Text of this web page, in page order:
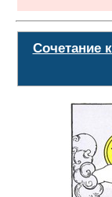
Сочетание